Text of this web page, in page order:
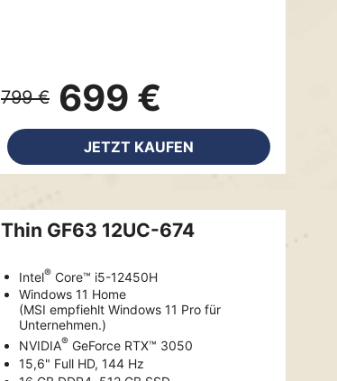
799 € 699 €
JETZT KAUFEN
Thin GF63 12UC-674
Intel® Core™ i5-12450H
Windows 11 Home
(MSI empfiehlt Windows 11 Pro für
Unternehmen.)
NVIDIA® GeForce RTX™ 3050
15,6" Full HD, 144 Hz